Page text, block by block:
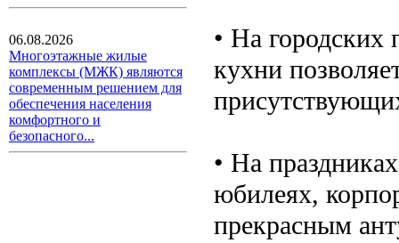
06.08.2026
Многоэтажные жилые
комплексы (МЖК) являются
современным решением для
обеспечения населения
комфортного и
безопасного...
• На городских
кухни
• На
юбилеях,
прекрасным